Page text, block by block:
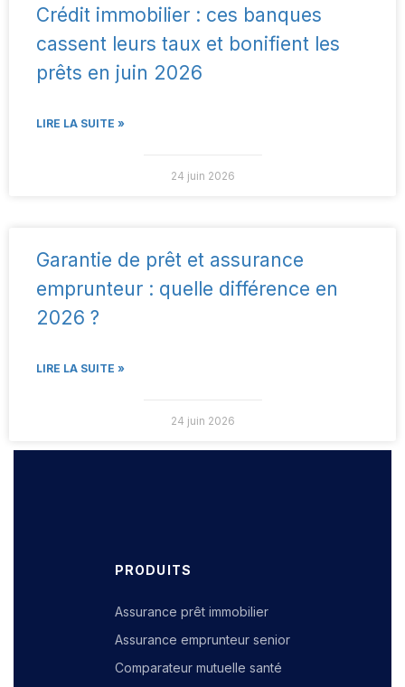
Crédit immobilier : ces banques
cassent leurs taux et bonifient les
prêts en juin 2026
LIRE LA SUITE »
24 juin 2026
Garantie de prêt et assurance
emprunteur : quelle différence en
2026 ?
LIRE LA SUITE »
24 juin 2026
PRODUITS
Assurance prêt immobilier
Assurance emprunteur senior
Comparateur mutuelle santé